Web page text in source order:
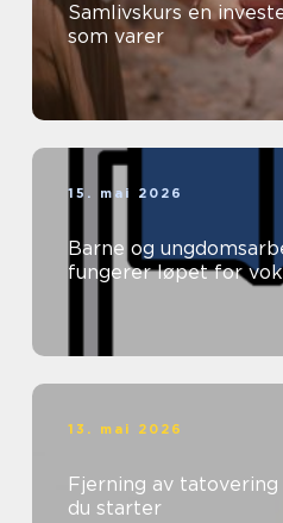
Samlivskurs en investering i forholdet
som varer
15. mai 2026
Barne og
fungerer løpet for
13. mai 2026
Fjerning av tatovering hva du bør vite før
du starter